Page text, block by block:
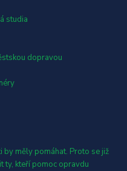
studia
dopravou
by měly pomáhat. Proto se již
ty, kteří pomoc opravdu